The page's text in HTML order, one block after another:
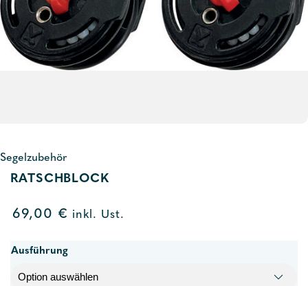
Segelzubehör
RATSCHBLOCK
69,00 € inkl. Ust.
Ausführung